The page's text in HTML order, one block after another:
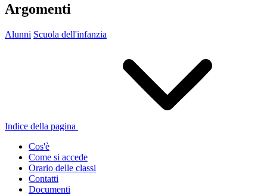
Argomenti
Alunni Scuola dell'infanzia
Indice della pagina
Cos'è
Come si accede
Orario delle classi
Contatti
Documenti